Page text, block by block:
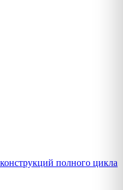
полного цикла